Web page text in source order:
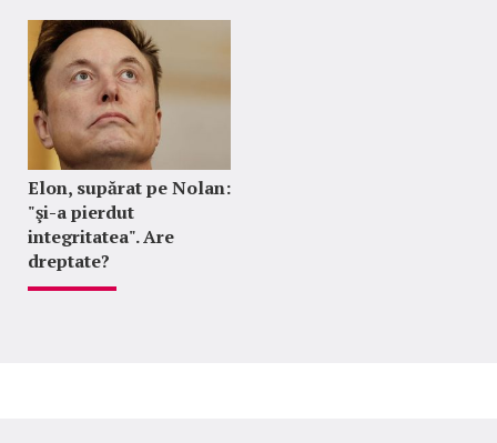
Elon, supărat pe Nolan:
"şi-a pierdut
integritatea". Are
dreptate?